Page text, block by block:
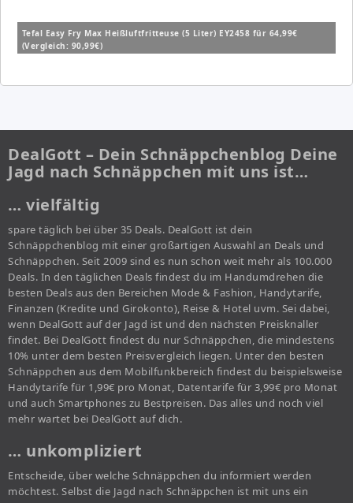
Tefal Easy Fry Max Heißluftfritteuse (5 Liter) EY2458 für 64,99€
(Vergleich: 90,99€)
DealGott – Dein Schnäppchenblog Deine
Jagd nach Schnäppchen mit uns ist…
… vielfältig
spare täglich bei über 35 Deals. DealGott ist dein
Schnäppchenblog mit einer großartigen Auswahl an Deals und
Schnäppchen. Seit 2009 sind es nun schon weit mehr als 100.000
Deals. In den täglichen Deals findest du im Handumdrehen die
besten Deals aus den Bereichen Mode & Fashion, Handytarife,
Finanzen (Kredite und Girokonto), Reise & Hotel uvm. Sei dabei,
wenn DealGott auf der Jagd ist und den nächsten Preisknaller
findet. Bei DealGott findest du nur Schnäppchen, die mindestens
10% unter dem besten Preisvergleich liegen. Unter den besten
Schnäppchen aus dem Mobilfunkbereich findest du beispielsweise
Handytarife für 1,99€ pro Monat, Datentarife für 3,99€ pro Monat
und auch Smartphones zu Bestpreisen. Das alles und noch viel
mehr wartet bei DealGott auf dich.
… unkompliziert
Entscheide, über welche Schnäppchen du informiert werden
möchtest. Selbst die Jagd nach Schnäppchen ist mit uns ein